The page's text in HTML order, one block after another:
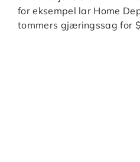
for eksempel lar Home
tommers gjæringssag for